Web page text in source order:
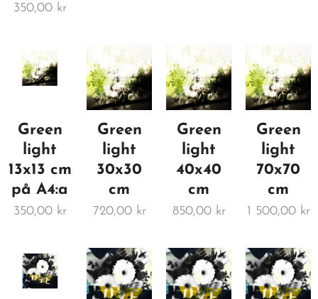
350,00kr
Green
light
13x13 cm
på A4:a
350,00kr
Green
light
30x30
cm
720,00kr
Green
light
40x40
cm
850,00kr
Green
light
70x70
cm
1 500,00kr